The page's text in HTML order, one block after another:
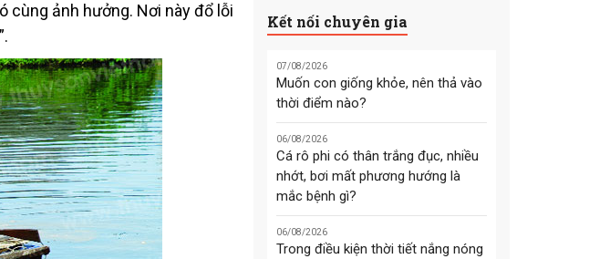
cùng ảnh hưởng. Nơi này đổ lỗi
Kết nối chuyên gia
07/08/2026
Muốn con giống khỏe, nên thả vào
thời điểm nào?
06/08/2026
Cá rô phi có thân trắng đục, nhiều
nhớt, bơi mất phương hướng là
mắc bệnh gì?
06/08/2026
Trong điều kiện thời tiết nắng nóng